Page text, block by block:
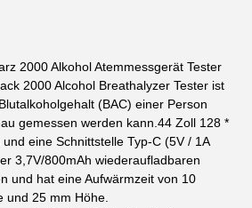
2000 Alkohol Atemmessgerät Tester
2000 Alcohol Breathalyzer Tester ist
(BAC) einer Person
gemessen werden kann.44 Zoll 128 *
eine Schnittstelle Typ-C (5V / 1A
3,7V/800mAh wiederaufladbaren
und hat eine Aufwärmzeit von 10
und 25 mm Höhe.